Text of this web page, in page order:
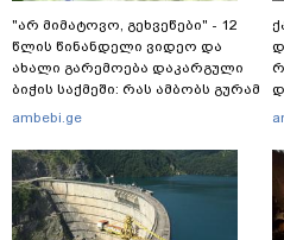
"არ მიმატოვო, გეხვეწები" - 12
წლის წინანდელი ვიდეო და
ახალი გარემოება დაკარგული
ბიჭის საქმეში: რას ამბობს გურამ
დადიანიძის დედა
ambebi.ge